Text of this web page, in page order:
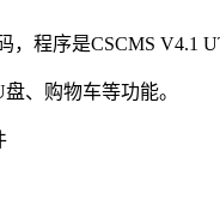
程序是CSCMS V4.1
、购物车等功能。